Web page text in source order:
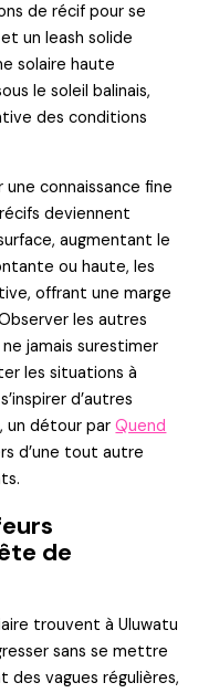
de récif pour se
un leash solide
solaire haute
le soleil balinais,
des conditions
connaissance fine
deviennent
augmentant le
ou haute, les
offrant une marge
les autres
jamais surestimer
les situations à
d’autres
un détour parQuend
d’une tout autre
de
trouvent à Uluwatu
sans se mettre
des vagues régulières,